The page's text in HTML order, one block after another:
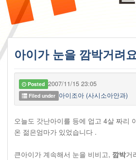
아이가 눈을 깜박거려
Posted 2007/11/15 23:05
Filed under 아이조아 (사시소아안과)
오늘도 갓난아이를 등에 업고 4살 짜리
온 젊은엄마가 있었습니다 .
큰아이가 계속해서 눈을 비비고, 깜박거